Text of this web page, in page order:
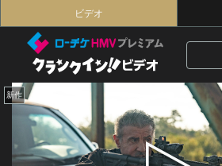
ビデオ
新作